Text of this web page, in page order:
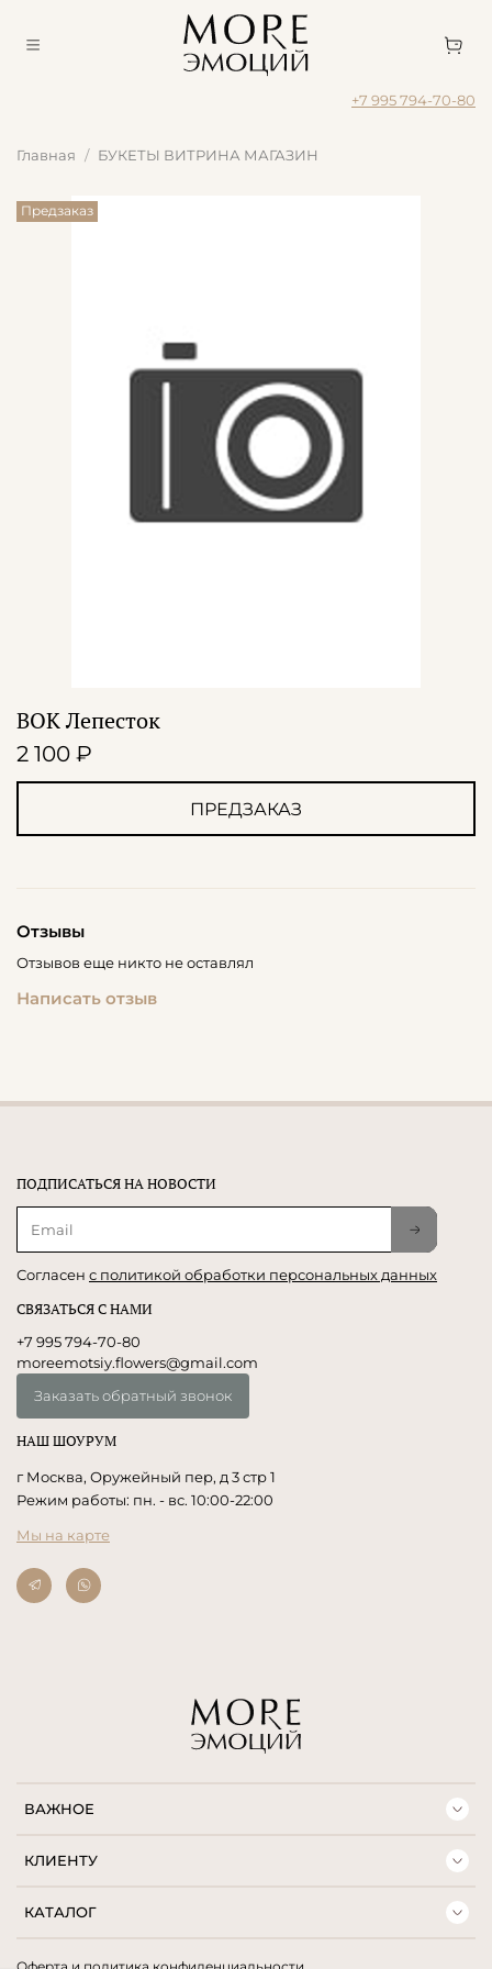
+7 995 794-70-80
Главная БУКЕТЫ ВИТРИНА МАГАЗИН
Предзаказ
ВОК Лепесток
2 100 ₽
ПРЕДЗАКАЗ
Отзывы
Отзывов еще никто не оставлял
Написать отзыв
ПОДПИСАТЬСЯ НА НОВОСТИ
Согласен с политикой обработки персональных данных
СВЯЗАТЬСЯ С НАМИ
+7 995 794-70-80
moreemotsiy.flowers@gmail.com
Заказать обратный звонок
НАШ ШОУРУМ
г Москва, Оружейный пер, д 3 стр 1
Режим работы: пн. - вс. 10:00-22:00
Мы на карте
ВАЖНОЕ
КЛИЕНТУ
КАТАЛОГ